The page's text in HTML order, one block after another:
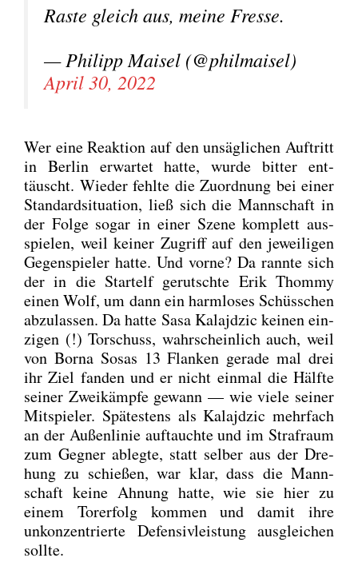
Ras­te gleich aus, mei­ne Fres­se.
— Phil­ipp Mais­el (@philmaisel)
April 30, 2022
Wer eine Reak­ti­on auf den unsäg­li­chen Auf­tritt
in Ber­lin erwar­tet hat­te, wur­de bit­ter ent­
täuscht. Wie­der fehl­te die Zuord­nung bei einer
Stan­dard­si­tua­ti­on, ließ sich die Mann­schaft in
der Fol­ge sogar in einer Sze­ne kom­plett aus­
spie­len, weil kei­ner Zugriff auf den jewei­li­gen
Gegen­spie­ler hat­te. Und vor­ne? Da rann­te sich
der in die Start­elf gerutsch­te Erik Thom­my
einen Wolf, um dann ein harm­lo­ses Schüss­chen
abzu­las­sen. Da hat­te Sasa Kalajd­zic kei­nen ein­
zi­gen (!) Tor­schuss, wahr­schein­lich auch, weil
von Bor­na Sosas 13 Flan­ken gera­de mal drei
ihr Ziel fan­den und er nicht ein­mal die Hälf­te
sei­ner Zwei­kämp­fe gewann — wie vie­le sei­ner
Mit­spie­ler. Spä­tes­tens als Kalajd­zic mehr­fach
an der Außen­li­nie auf­tauch­te und im Straf­raum
zum Geg­ner ableg­te, statt sel­ber aus der Dre­
hung zu schie­ßen, war klar, dass die Mann­
schaft kei­ne Ahnung hat­te, wie sie hier zu
einem Tor­er­folg kom­men und damit ihre
unkon­zen­trier­te Defen­siv­leis­tung aus­glei­chen
soll­te.